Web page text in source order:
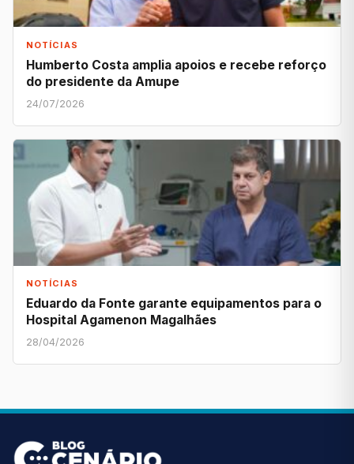
NOTÍCIAS
Humberto Costa amplia apoios e recebe reforço
do presidente da Amupe
24/07/2026
NOTÍCIAS
Eduardo da Fonte garante equipamentos para o
Hospital Agamenon Magalhães
28/04/2026